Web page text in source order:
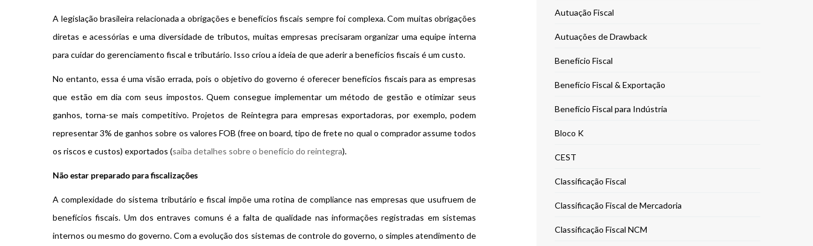
A legislação brasileira relacionada a obrigações e benefícios fiscais sempre foi complexa. Com muitas obrigações
diretas e acessórias e uma diversidade de tributos, muitas empresas precisaram organizar uma equipe interna
para cuidar do gerenciamento fiscal e tributário. Isso criou a ideia de que aderir a benefícios fiscais é um custo.
No entanto, essa é uma visão errada, pois o objetivo do governo é oferecer benefícios fiscais para as empresas
que estão em dia com seus impostos. Quem consegue implementar um método de gestão e otimizar seus
ganhos, torna-se mais competitivo. Projetos de Reintegra para empresas exportadoras, por exemplo, podem
representar 3% de ganhos sobre os valores FOB (free on board, tipo de frete no qual o comprador assume todos
os riscos e custos) exportados (saiba detalhes sobre o benefício do reintegra).
Não estar preparado para fiscalizações
A complexidade do sistema tributário e fiscal impõe uma rotina de compliance nas empresas que usufruem de
benefícios fiscais. Um dos entraves comuns é a falta de qualidade nas informações registradas em sistemas
internos ou mesmo do governo. Com a evolução dos sistemas de controle do governo, o simples atendimento de
Autuação Fiscal
Autuações de Drawback
Benefício Fiscal
Benefício Fiscal & Exportação
Benefício Fiscal para Indústria
Bloco K
CEST
Classificação Fiscal
Classificação Fiscal de Mercadoria
Classificação Fiscal NCM